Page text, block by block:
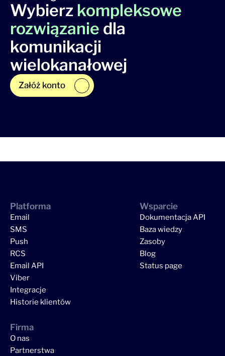
Wybierz kompleksowe
rozwiązanie dla
komunikacji
wielokanałowej
Załóż konto
Platforma
Email
SMS
Push
RCS
Email API
Viber
Integracje
Historie klientów
Wsparcie
Dokumentacja API
Baza wiedzy
Zasoby
Blog
Status page
Firma
O nas
Partnerstwa